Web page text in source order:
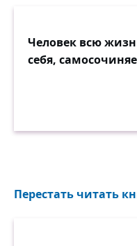
Человек всю
себя,
Перестать читать